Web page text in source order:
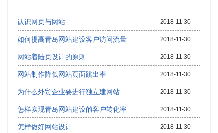
认识网页与网站 2018-11-30
如何提高青岛网站建设客户访问流量 2018-11-30
网站着陆页设计的原则 2018-11-30
网站制作降低网站页面跳出率 2018-11-30
为什么外贸企业要进行独立建网站 2018-11-30
怎样实现青岛网站建设的客户转化率 2018-11-30
怎样做好网站设计 2018-11-30